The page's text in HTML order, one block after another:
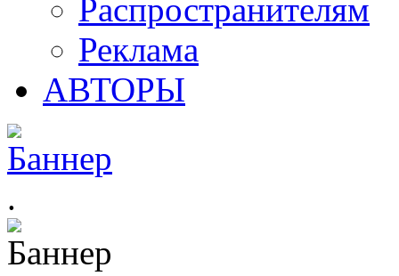
Распространителям
Реклама
АВТОРЫ
.